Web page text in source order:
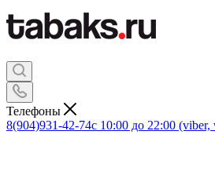
Телефоны
8(904)931-42-74с 10:00 до 22:00 (viber,